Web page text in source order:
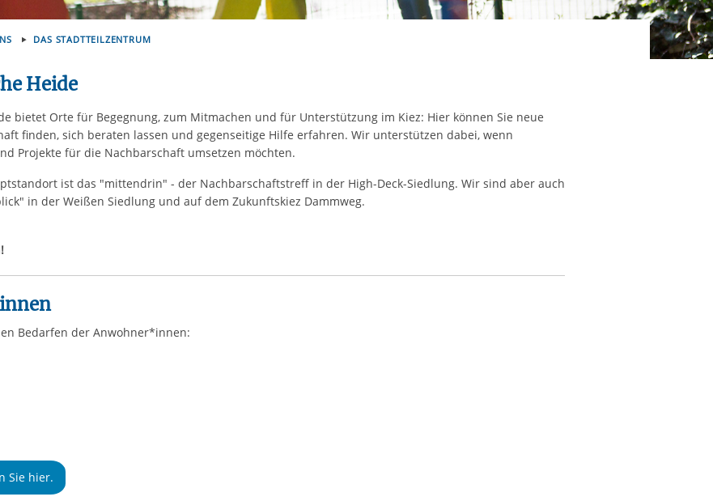
sich nicht auf notwendige Cookies, die erforderlich zur Bereitstellung
und daher unabhängig von einer Einwilligung.
DAS STADTTEILZENTRUM
Heide
bietet Orte für Begegnung, zum Mitmachen und für Unterstützung im Kiez: Hier können Sie neue
finden, sich beraten lassen und gegenseitige Hilfe erfahren. Wir unterstützen dabei, wenn
Projekte für die Nachbarschaft umsetzen möchten.
ist das "mittendrin" - der Nachbarschaftstreff in der High-Deck-Siedlung. Wir sind aber auch
in der Weißen Siedlung und auf dem Zukunftskiez Dammweg.
Bedarfen der Anwohner*innen:
Sie hier.